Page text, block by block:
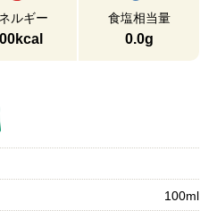
ルギー 食塩相当量
0.0g
100ml